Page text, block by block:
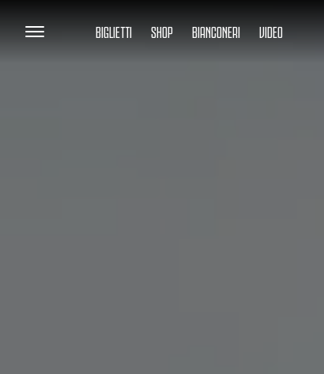
BIGLIETTI SHOP BIANCONERI VIDEO